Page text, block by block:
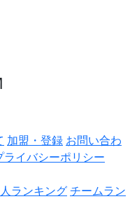
加盟・登録 お問い合わ
ライバシーポリシー
ランキングチームラン